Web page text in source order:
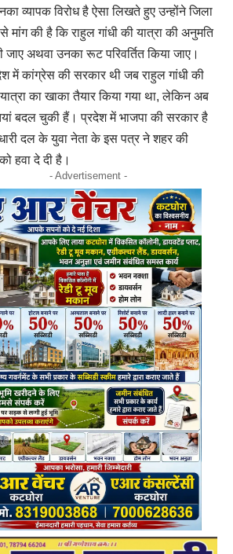
व्यापक विरोध है ऐसा लिखते हुए उन्होंने जिला
मांग की है कि राहुल गांधी की यात्रा की अनुमति
जाए अथवा उनका रूट परिवर्तित किया जाए।
में कांग्रेस की सरकार थी जब राहुल गांधी की
का खाका तैयार किया गया था, लेकिन अब
बदल चुकी हैं। प्रदेश में भाजपा की सरकार है
दल के युवा नेता के इस पत्र ने शहर की
हवा दे दी है।
- Advertisement -